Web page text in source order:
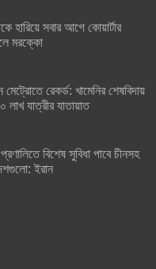
হারিয়ে সবার আগে কোয়ার্টার
মরক্কো
মেট্রোতে রেকর্ড: খামেনির শেষবিদায়
লাখ যাত্রীর যাতায়াত
বিশেষ সুবিধা পাবে চীনসহ
ইরান